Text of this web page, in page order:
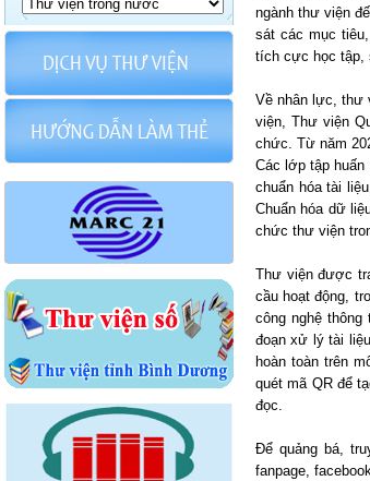
ngành thư viện
sát các mục
tích cực học tập,
Về nhân lực, thư
viện, Thư viện
chức. Từ năm
Các lớp tập
chuẩn hóa tài
Chuẩn hóa dữ
chức thư viện
Thư viện được
cầu hoạt động,
công nghệ
đoạn xử lý tài
hoàn toàn trên
quét mã QR để
đọc.
Để quảng bá,
fanpage,